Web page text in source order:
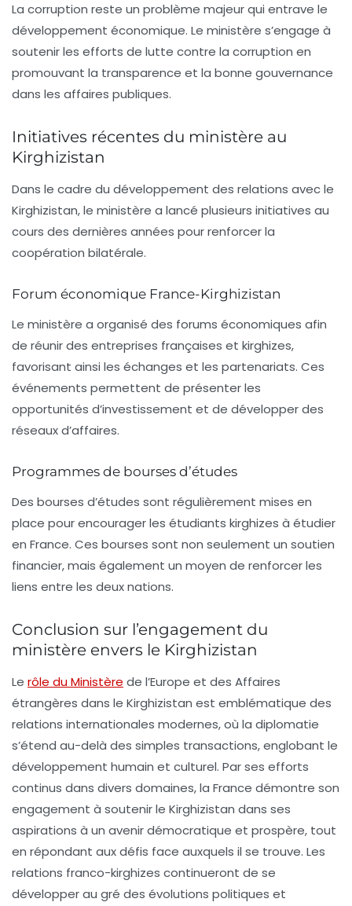
La corruption reste un problème majeur qui entrave le
développement économique. Le ministère s’engage à
soutenir les efforts de lutte contre la corruption en
promouvant la transparence et la bonne gouvernance
dans les affaires publiques.
Initiatives récentes du ministère au
Kirghizistan
Dans le cadre du développement des relations avec le
Kirghizistan, le ministère a lancé plusieurs initiatives au
cours des dernières années pour renforcer la
coopération bilatérale.
Forum économique France-Kirghizistan
Le ministère a organisé des forums économiques afin
de réunir des entreprises françaises et kirghizes,
favorisant ainsi les échanges et les partenariats. Ces
événements permettent de présenter les
opportunités d’investissement et de développer des
réseaux d’affaires.
Programmes de bourses d’études
Des bourses d’études sont régulièrement mises en
place pour encourager les étudiants kirghizes à étudier
en France. Ces bourses sont non seulement un soutien
financier, mais également un moyen de renforcer les
liens entre les deux nations.
Conclusion sur l’engagement du
ministère envers le Kirghizistan
Le rôle du Ministère de l’Europe et des Affaires
étrangères dans le Kirghizistan est emblématique des
relations internationales modernes, où la diplomatie
s’étend au-delà des simples transactions, englobant le
développement humain et culturel. Par ses efforts
continus dans divers domaines, la France démontre son
engagement à soutenir le Kirghizistan dans ses
aspirations à un avenir démocratique et prospère, tout
en répondant aux défis face auxquels il se trouve. Les
relations franco-kirghizes continueront de se
développer au gré des évolutions politiques et